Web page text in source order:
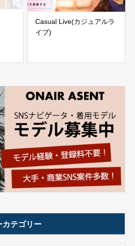
Casual Live(カジュアルラ
イブ)
カテゴリー